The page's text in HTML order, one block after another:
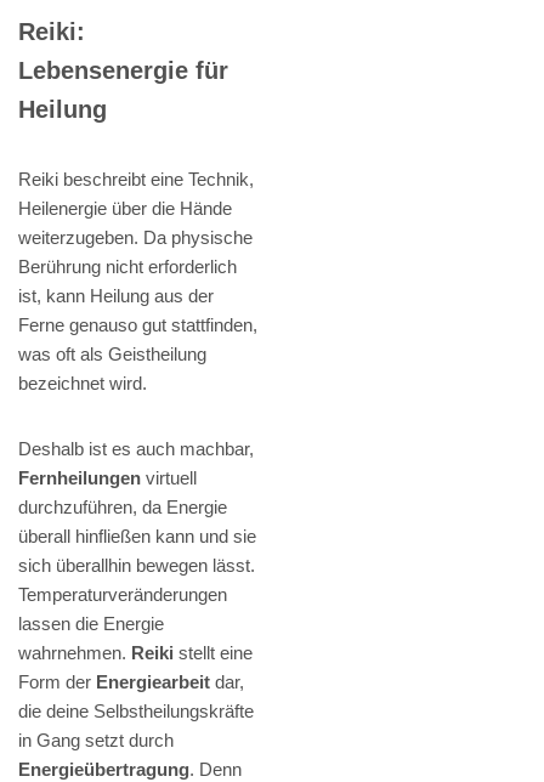
Reiki:
Lebensenergie für
Heilung
Reiki beschreibt eine Technik,
Heilenergie über die Hände
weiterzugeben. Da physische
Berührung nicht erforderlich
ist, kann Heilung aus der
Ferne genauso gut stattfinden,
was oft als Geistheilung
bezeichnet wird.
Deshalb ist es auch machbar,
Fernheilungen virtuell
durchzuführen, da Energie
überall hinfließen kann und sie
sich überallhin bewegen lässt.
Temperaturveränderungen
lassen die Energie
wahrnehmen. Reiki stellt eine
Form der Energiearbeit dar,
die deine Selbstheilungskräfte
in Gang setzt durch
Energieübertragung. Denn